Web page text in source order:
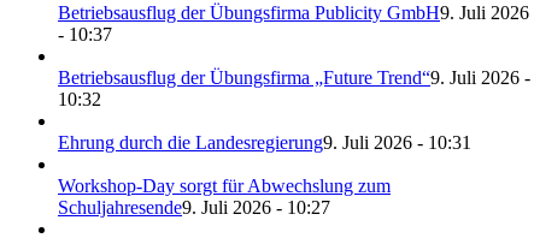
Betriebsausflug der Übungsfirma Publicity GmbH9. Juli 2026
- 10:37
Betriebsausflug der Übungsfirma „Future Trend“9. Juli 2026 -
10:32
Ehrung durch die Landesregierung9. Juli 2026 - 10:31
Workshop-Day sorgt für Abwechslung zum
Schuljahresende9. Juli 2026 - 10:27